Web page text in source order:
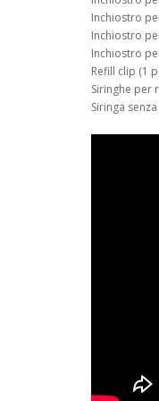
Inchiostro
Inchiostro
Inchiostro
Refill clip (1
Siringhe per
Siringa